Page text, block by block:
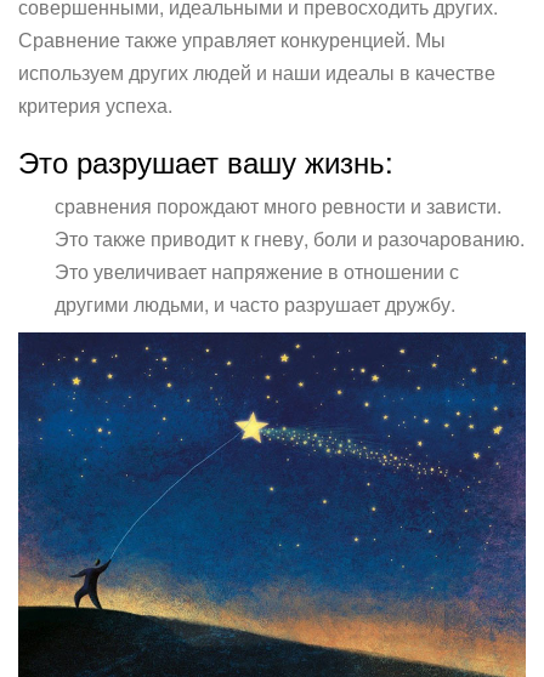
совершенными, идеальными и превосходить других.
Сравнение также управляет конкуренцией. Мы
используем других людей и наши идеалы в качестве
критерия успеха.
Это разрушает вашу жизнь:
сравнения порождают много ревности и зависти.
Это также приводит к гневу, боли и разочарованию.
Это увеличивает напряжение в отношении с
другими людьми, и часто разрушает дружбу.